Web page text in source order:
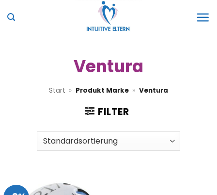
Inhalt
Ventura
Start » Produkt Marke » Ventura
FILTER